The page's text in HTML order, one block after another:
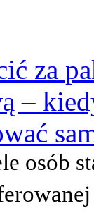
za
–
osób